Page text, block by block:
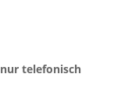
nur telefonisch